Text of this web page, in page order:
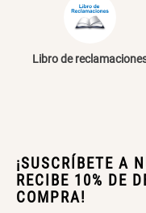
Libro de
¡SUSCRÍBETE A
RECIBE 10% DE
COMPRA!